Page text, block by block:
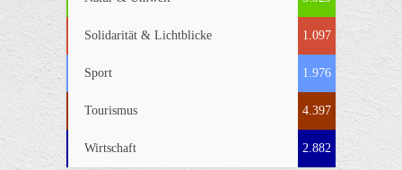
Solidarität & Lichtblicke 1.097
Sport 1.976
Tourismus 4.397
Wirtschaft 2.882